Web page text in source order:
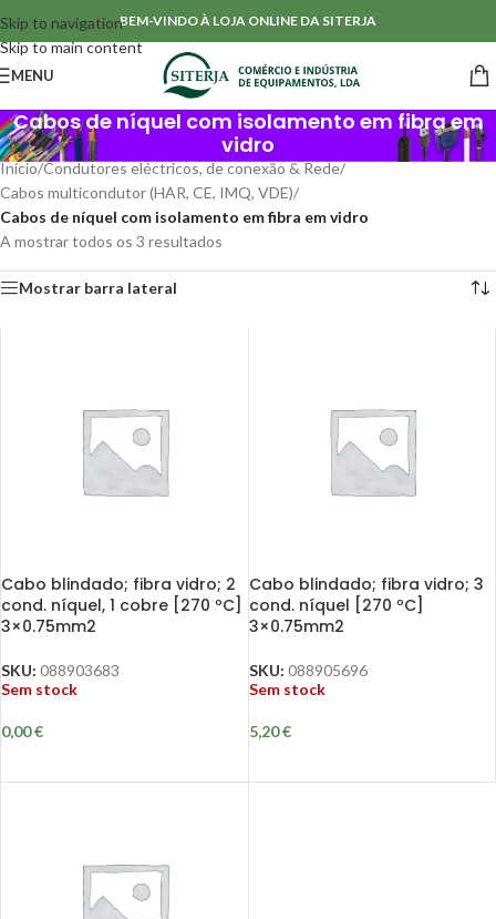
Skip to navigation
Skip to main content
BEM-VINDO À LOJA ONLINE DA SITERJA
MENU
Cabos de níquel com isolamento em fibra em
vidro
Início/Condutores eléctricos, de conexão & Rede/
Cabos multicondutor (HAR, CE, IMQ, VDE)/
Cabos de níquel com isolamento em fibra em vidro
A mostrar todos os 3 resultados
Mostrar barra lateral
Cabo blindado; fibra vidro; 2
cond. níquel, 1 cobre [270 ºC]
3×0.75mm2
SKU: 088903683
Sem stock
0,00€
Cabo blindado; fibra vidro; 3
cond. níquel [270 ºC]
3×0.75mm2
SKU: 088905696
Sem stock
5,20€